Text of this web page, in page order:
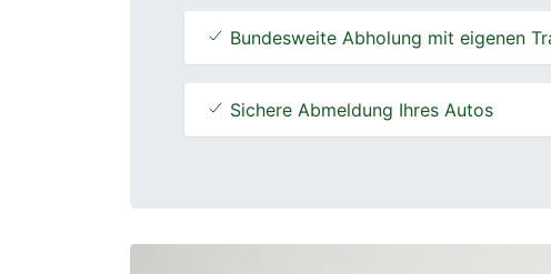
Bundesweite Abholung mit eigenen
Sichere Abmeldung Ihres Autos